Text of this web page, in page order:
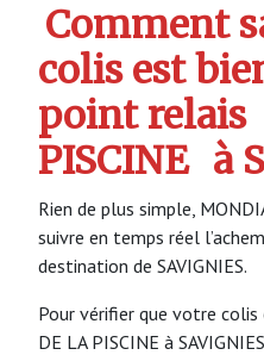
Comment
colis est
point relais
PISCINE à
Rien de plus simple,
suivre en temps réel
destination de SAVIGNIES.
Pour vérifier que votre colis
DE LA PISCINE à